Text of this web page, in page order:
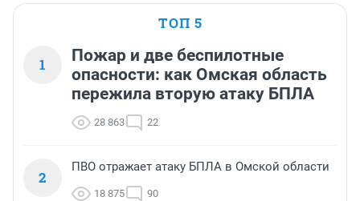
ТОП 5
1
Пожар и две беспилотные
опасности: как Омская область
пережила вторую атаку БПЛА
28 863 22
2
ПВО отражает атаку БПЛА в Омской области
18 875 90